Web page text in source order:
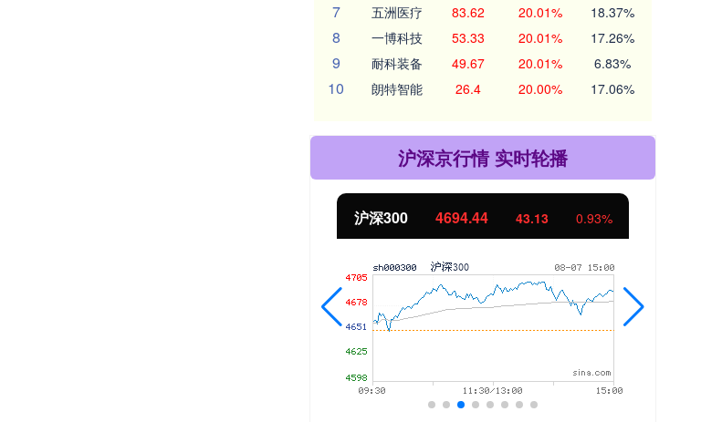
7 五洲医疗 83.62 20.01% 18.37%
8 一博科技 53.33 20.01% 17.26%
9 耐科装备 49.67 20.01% 6.83%
10 朗特智能 26.4 20.00% 17.06%
沪深京行情 实时轮播
北证50 1134.24 11.37 1.01%